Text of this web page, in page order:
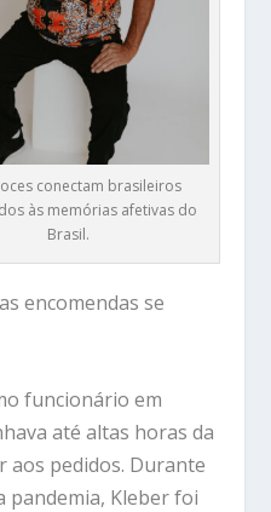
conectam brasileiros
às memórias afetivas do
Brasil.
encomendas se
funcionário em
até altas horas da
aos pedidos. Durante
pandemia, Kleber foi